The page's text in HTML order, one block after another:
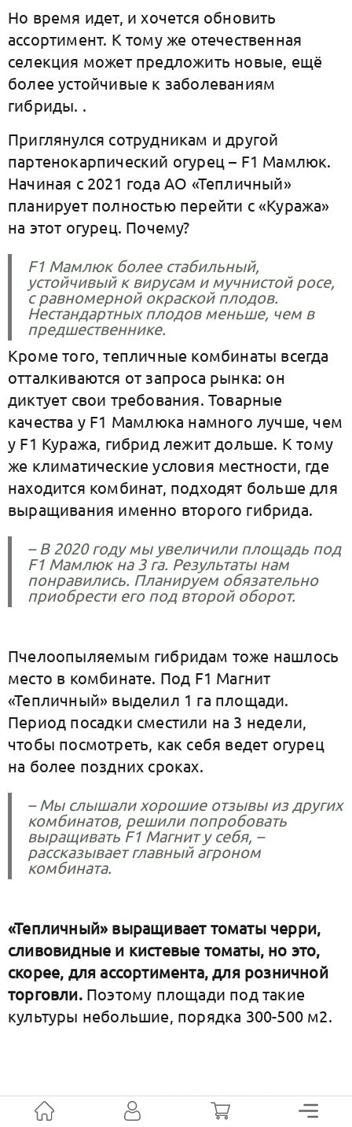
Но время идет, и хочется обновить
ассортимент. К тому же отечественная
селекция может предложить новые, ещё
более устойчивые к заболеваниям
гибриды. .
Приглянулся сотрудникам и другой
партенокарпический огурец – F1 Мамлюк.
Начиная с 2021 года АО «Тепличный»
планирует полностью перейти с «Куража»
на этот огурец. Почему?
F1 Мамлюк более стабильный,
устойчивый к вирусам и мучнистой росе,
с равномерной окраской плодов.
Нестандартных плодов меньше, чем в
предшественнике.
Кроме того, тепличные комбинаты всегда
отталкиваются от запроса рынка: он
диктует свои требования. Товарные
качества у F1 Мамлюка намного лучше, чем
у F1 Куража, гибрид лежит дольше. К тому
же климатические условия местности, где
находится комбинат, подходят больше для
выращивания именно второго гибрида.
– В 2020 году мы увеличили площадь под
F1 Мамлюк на 3 га. Результаты нам
понравились. Планируем обязательно
приобрести его под второй оборот.
Пчелоопыляемым гибридам тоже нашлось
место в комбинате. Под F1 Магнит
«Тепличный» выделил 1 га площади.
Период посадки сместили на 3 недели,
чтобы посмотреть, как себя ведет огурец
на более поздних сроках.
– Мы слышали хорошие отзывы из других
комбинатов, решили попробовать
выращивать F1 Магнит у себя, –
рассказывает главный агроном
комбината.
«Тепличный» выращивает томаты черри,
сливовидные и кистевые томаты, но это,
скорее, для ассортимента, для розничной
торговли.Поэтому площади под такие
культуры небольшие, порядка 300-500 м2.